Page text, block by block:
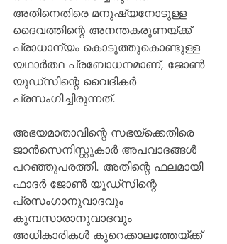
അതിനെതിരെ മനുഷ്യനോടുള്ള
ദൈവത്തിന്റെ അനന്തകരുണയ്ക്ക്
പ്രാധാന്യം കൊടുത്തുകൊണ്ടുള്ള
യഥാര്‍ത്ഥ പ്രബോധനമാണ്, ജോണ്‍
യൂഡ്‌സിന്റെ വൈദികര്‍
പ്രസംഗിച്ചിരുന്നത്.
അഭയമാതാവിന്റെ സഭയ്‌ക്കെതിരെ
ജാന്‍സെനിസ്റ്റുകാര്‍ അപവാദങ്ങള്‍
പറഞ്ഞുപരത്തി. അതിന്റെ ഫലമായി
ഫാദര്‍ ജോണ്‍ യൂഡ്‌സിന്റെ
പ്രസംഗാനുവാദവും
കുമ്പസാരാനുവാദവും
അധികാരികള്‍ കുറെക്കാലത്തേയ്ക്ക്